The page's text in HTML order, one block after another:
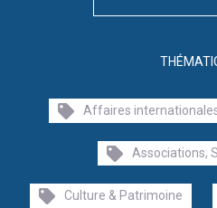
Affaires
Associations,
Culture & Patrimoine